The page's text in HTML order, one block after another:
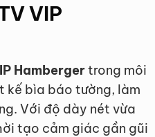
VIP
Hambergertrong môi
kế bìa báo tường, làm
Với độ dày nét vừa
tạo cảm giác gần gũi